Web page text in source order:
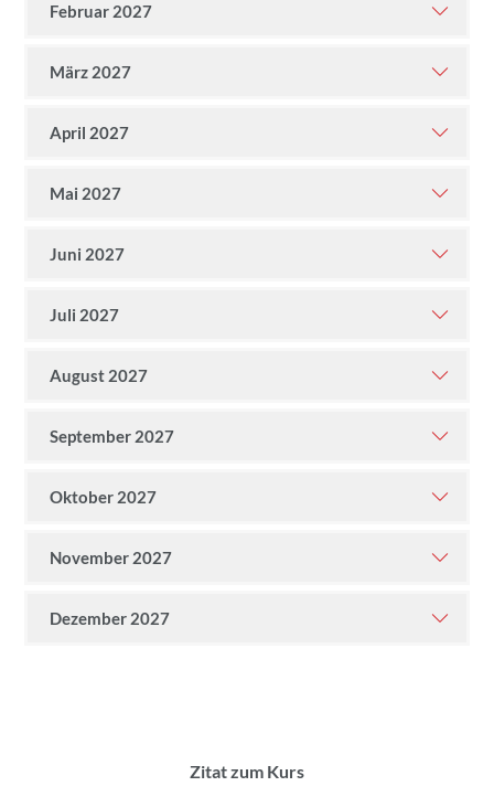
Februar 2027
März 2027
April 2027
Mai 2027
Juni 2027
Juli 2027
August 2027
September 2027
Oktober 2027
November 2027
Dezember 2027
Zitat zum Kurs